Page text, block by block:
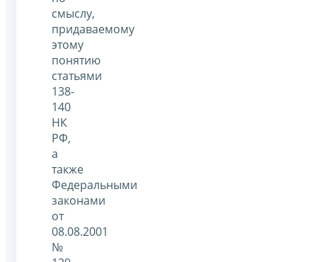
смыслу,
придаваемому
этому
понятию
статьями
138-
140
НК
РФ,
а
также
Федеральными
законами
от
08.08.2001
№